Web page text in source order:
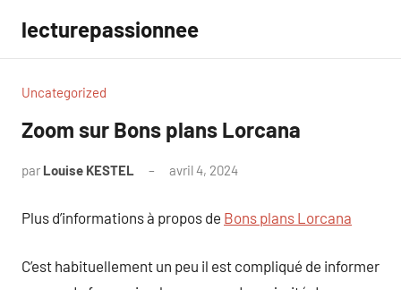
contenu
lecturepassionnee
Uncategorized
Zoom sur Bons plans Lorcana
par Louise KESTEL avril 4, 2024
Plus d’informations à propos de Bons plans Lorcana
C’est habituellement un peu il est compliqué de informer